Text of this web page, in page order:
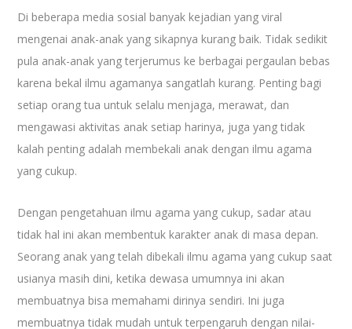
Di beberapa media sosial banyak kejadian yang viral
mengenai anak-anak yang sikapnya kurang baik. Tidak sedikit
pula anak-anak yang terjerumus ke berbagai pergaulan bebas
karena bekal ilmu agamanya sangatlah kurang. Penting bagi
setiap orang tua untuk selalu menjaga, merawat, dan
mengawasi aktivitas anak setiap harinya, juga yang tidak
kalah penting adalah membekali anak dengan ilmu agama
yang cukup.
Dengan pengetahuan ilmu agama yang cukup, sadar atau
tidak hal ini akan membentuk karakter anak di masa depan.
Seorang anak yang telah dibekali ilmu agama yang cukup saat
usianya masih dini, ketika dewasa umumnya ini akan
membuatnya bisa memahami dirinya sendiri. Ini juga
membuatnya tidak mudah untuk terpengaruh dengan nilai-